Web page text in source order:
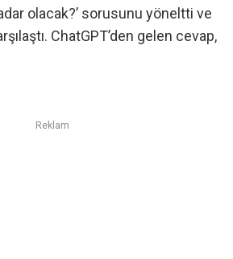
olacak?’ sorusunu yöneltti ve
ChatGPT’den gelen cevap,
Reklam